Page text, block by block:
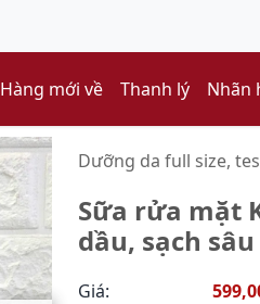
Hàng mới về Thanh lý Nhãn
Dưỡng da full size,
Sữa rửa mặt
dầu, sạch
Giá: